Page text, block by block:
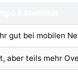
gut bei mobilen
aber teils mehr